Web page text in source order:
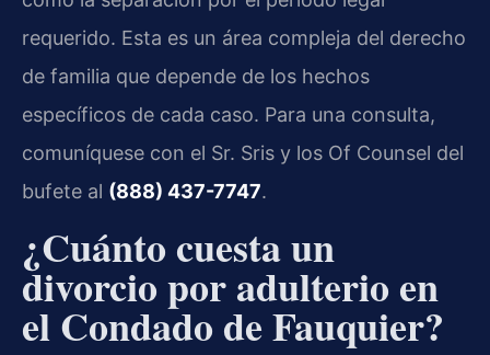
requerido. Esta es un área compleja del derecho
de familia que depende de los hechos
específicos de cada caso. Para una consulta,
comuníquese con el Sr. Sris y los Of Counsel del
bufete al (888) 437-7747.
¿Cuánto cuesta un
divorcio por adulterio en
el Condado de Fauquier?